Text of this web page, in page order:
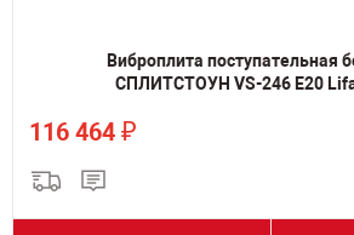
Виброплита поступательная
СПЛИТСТОУН VS-246 Е20
116 464 ₽